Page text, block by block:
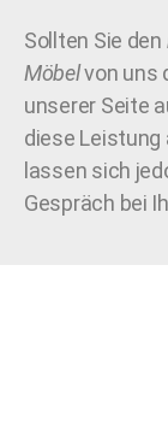
Sollten Sie den
Möbelvon uns
unserer Seite
diese Leistung
lassen sich
Gespräch bei